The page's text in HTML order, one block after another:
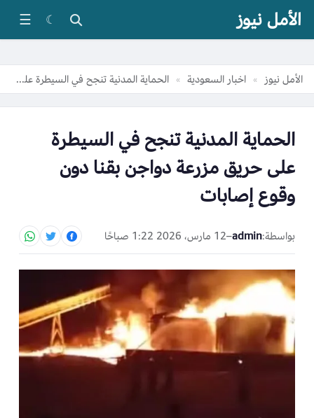
الأمل نيوز ☾
☰
الأمل نيوز » اخبار السعودية » الحماية المدنية تنجح في السيطرة على حريق مزرعة دواجن بقنا دون وقوع إصابات
الحماية المدنية تنجح في السيطرة
على حريق مزرعة دواجن بقنا دون
وقوع إصابات
بواسطة:admin
–12 مارس، 2026 1:22 صباحًا